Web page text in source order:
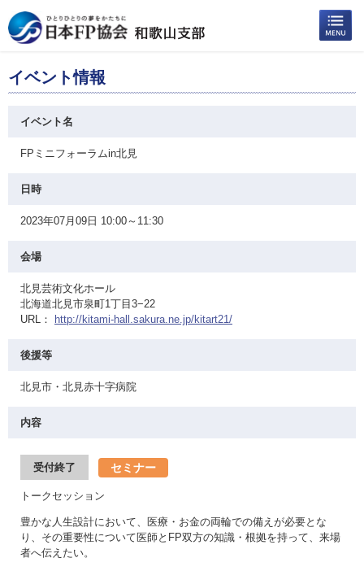
イベント情報
イベント名
FPミニフォーラムin北見
日時
2023年07月09日 10:00～11:30
会場
北見芸術文化ホール
北海道北見市泉町1丁目3−22
URL：
http://kitami-hall.sakura.ne.jp/kitart21/
後援等
北見市・北見赤十字病院
内容
受付終了 セミナー
トークセッション
豊かな人生設計において、医療・お金の両輪での備えが必要とな
り、その重要性について医師とFP双方の知識・根拠を持って、来場
者へ伝えたい。